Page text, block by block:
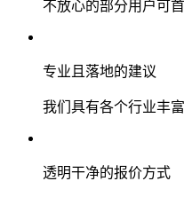
不放心的部分用户可
专业且落地的建议
我们具有各个行业丰
透明干净的报价方式